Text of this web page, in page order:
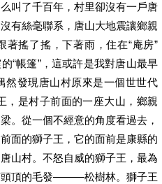
叫了千百年，村里卻沒有一戶唐
有絲毫聯系，唐山大地震讓鄉親
搖了搖，下著雨，住在“庵房”
帳篷”，這或許是我對唐山最早
然發現唐山村原來是一個世世代
，是村子前面的一座大山，鄉親
。從一個不經意的角度看過去，
面的獅子王，它的面前是康縣的
山村。不怒自威的獅子王，最為
頭頂的毛發———松樹林。獅子王